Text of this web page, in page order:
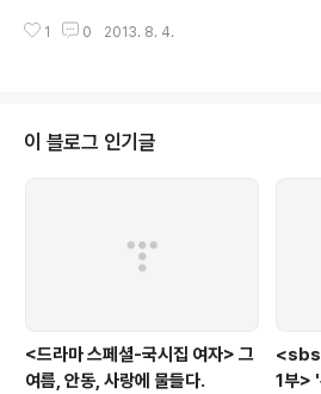
음을 담은 노래이자, 선우를 해바라기처럼 바라보
개를 갸웃한다. 저 노래가 뭐지? 하면서.그도 그럴
세 노래의 이 첫 발매된 것이 1987년이다. 무려
1 0 2013. 8. 4.
이 블로그 인기글
<드라마 스페셜-국시집 여자> 그
여름, 안동, 사랑에 물들다.
<sbs
1부> '